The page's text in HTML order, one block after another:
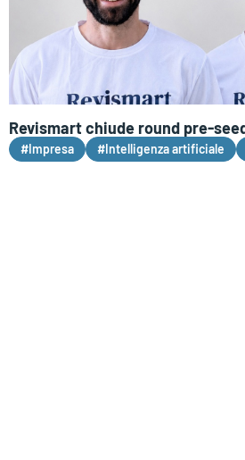
Revismart chiude round pre-
#Impresa #Intelligenza artificiale